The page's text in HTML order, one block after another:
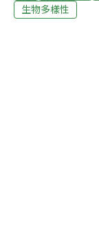
在半山腰上，推
生物多樣性